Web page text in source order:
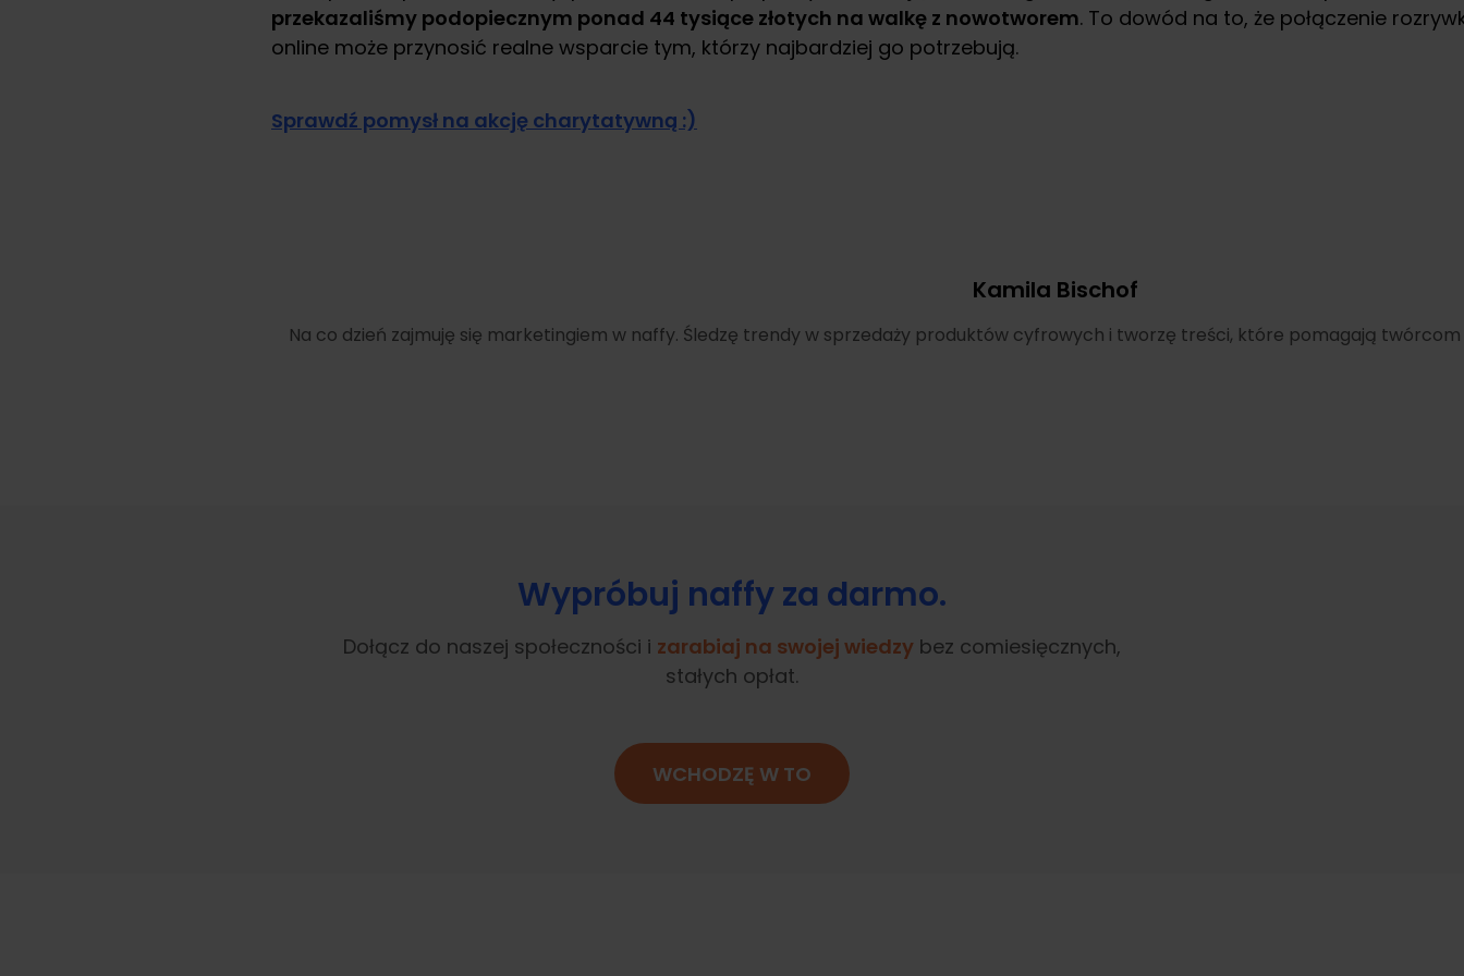
przekazaliśmy podopiecznym ponad 44 tysiące złotych na walkę z nowotworem. To dowód na to, że połączenie
online może przynosić realne wsparcie tym, którzy najbardziej go potrzebują.
Sprawdź pomysł na akcję charytatywną :)
Kamila Bischof
Na co dzień zajmuję się marketingiem w naffy. Śledzę trendy w sprzedaży produktów cyfrowych i tworzę treści, które pomagają twórcom
Wypróbuj naffy za darmo.
Dołącz do naszej społeczności i zarabiaj na swojej wiedzy bez comiesięcznych,
stałych opłat.
WCHODZĘ W TO